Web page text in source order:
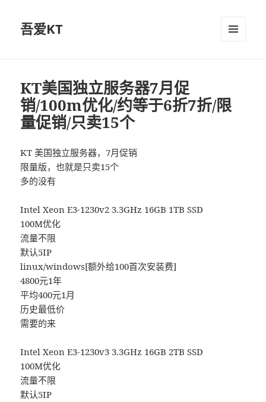
吾爱KT
KT美国独立服务器7月促
销/100m优化/约等于6折7折/限
量促销/只卖15个
KT 美国独立服务器，7月促销
限量版，也就是只卖15个
多的没有
Intel Xeon E3-1230v2 3.3GHz 16GB 1TB SSD
100M优化
流量不限
默认5IP
linux/windows[额外给100首次安装费]
4800元1年
平均400元1月
历史最低价
需要的来
Intel Xeon E3-1230v3 3.3GHz 16GB 2TB SSD
100M优化
流量不限
默认5IP